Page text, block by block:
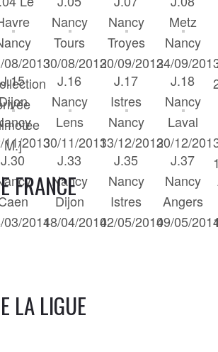
08/2013
M.]
Nancy
Tours
30/08/2013
Nancy
Troyes
20/09/2013
Metz
Nancy
24/09/
J.15
11/2013
J.16
Nancy
Lens
30/11/2013
J.17
Istres
Nancy
13/12/2013
J.18
Nancy
Laval
20/12/
J.30
03/2014
J.33
Nancy
Dijon
18/04/2014
J.35
Nancy
Istres
02/05/2014
J.37
Nancy
Angers
09/05/
FRANCE
LA LIGUE